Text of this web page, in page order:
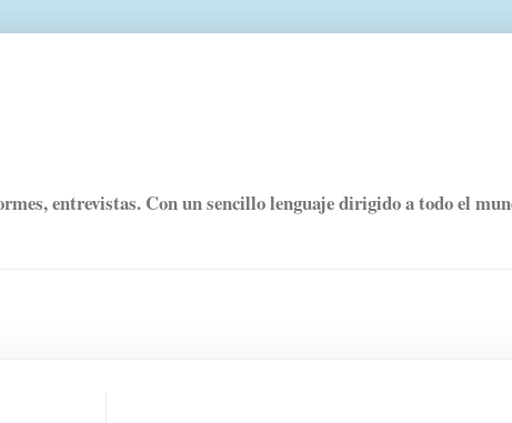
entrevistas. Con un sencillo lenguaje dirigido a todo el